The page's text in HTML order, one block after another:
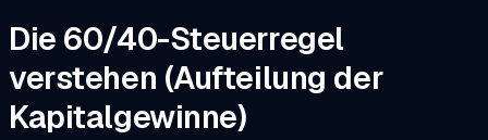
Die 60/40-Steuerregel
verstehen (Aufteilung der
Kapitalgewinne)